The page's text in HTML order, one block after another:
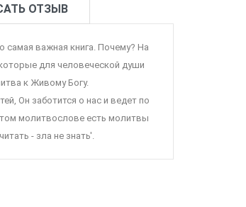
ОТЗЫВ
самая важная книга. Почему? На
для человеческой души
к Живому Богу.
Он заботится о нас и ведет по
молитвослове есть молитвы
- зла не знать'.